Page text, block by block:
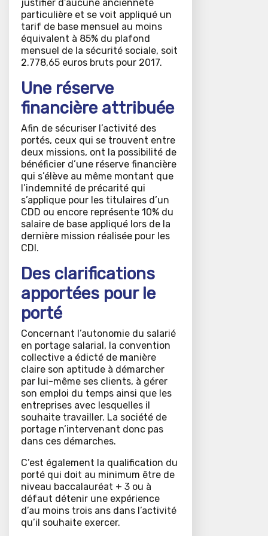
justifier d’aucune ancienneté
particulière et se voit appliqué un
tarif de base mensuel au moins
équivalent à 85% du plafond
mensuel de la sécurité sociale, soit
2.778,65 euros bruts pour 2017.
Une réserve
financière attribuée
Afin de sécuriser l’activité des
portés, ceux qui se trouvent entre
deux missions, ont la possibilité de
bénéficier d’une réserve financière
qui s’élève au même montant que
l’indemnité de précarité qui
s’applique pour les titulaires d’un
CDD ou encore représente 10% du
salaire de base appliqué lors de la
dernière mission réalisée pour les
CDI.
Des clarifications
apportées pour le
porté
Concernant l’autonomie du salarié
en portage salarial, la convention
collective a édicté de manière
claire son aptitude à démarcher
par lui-même ses clients, à gérer
son emploi du temps ainsi que les
entreprises avec lesquelles il
souhaite travailler. La société de
portage n’intervenant donc pas
dans ces démarches.
C’est également la qualification du
porté qui doit au minimum être de
niveau baccalauréat + 3 ou à
défaut détenir une expérience
d’au moins trois ans dans l’activité
qu’il souhaite exercer.